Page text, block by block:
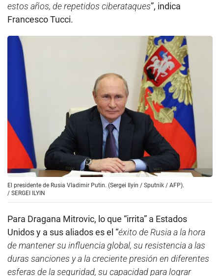
estos años, de repetidos ciberataques”, indica
Francesco Tucci.
El presidente de Rusia Vladimir Putin. (Sergei Ilyin / Sputnik / AFP).
/ SERGEI ILYIN
Para Dragana Mitrovic, lo que “irrita” a Estados
Unidos y a sus aliados es el “éxito de Rusia a la hora
de mantener su influencia global, su resistencia a las
duras sanciones y a la creciente presión en diferentes
esferas de la seguridad, su capacidad para lograr